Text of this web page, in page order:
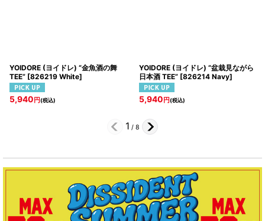
YOIDORE (ヨイドレ) “金魚酒の舞
TEE” [826219 White]
5,940 円(税込)
YOIDORE (ヨイドレ) “盆栽見ながら
日本酒 TEE” [826214 Navy]
5,940 円(税込)
1 / 8